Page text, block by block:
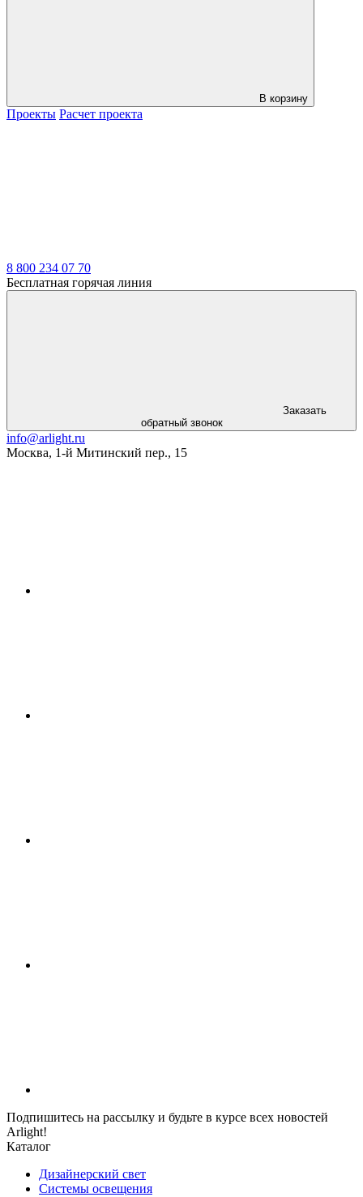
В корзину
Проекты Расчет проекта
8 800 234 07 70
Бесплатная горячая линия
Заказать
обратный звонок
info@arlight.ru
Москва, 1-й Митинский пер., 15
Подпишитесь на рассылку и будьте в курсе всех новостей
Arlight!
Каталог
Дизайнерский свет
Системы освещения